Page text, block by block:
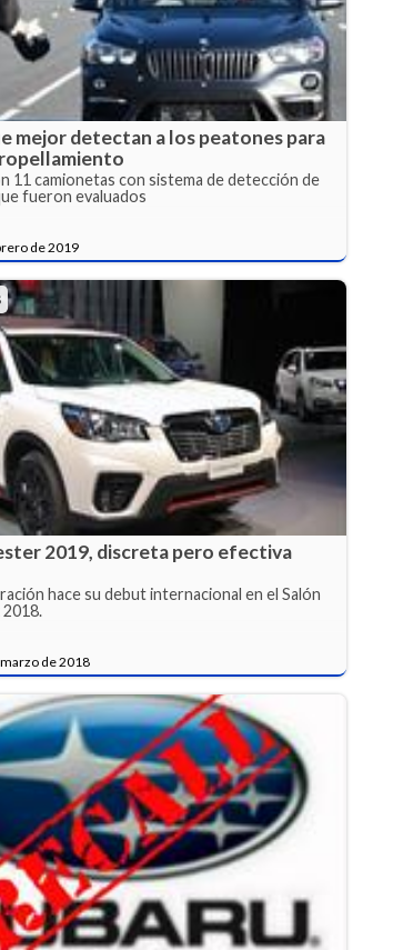
mejor detectan a los peatones para
11 camionetas con sistema de detección de
fueron evaluados
de 2019
2019, discreta pero efectiva
hace su debut internacional en el Salón
de 2018